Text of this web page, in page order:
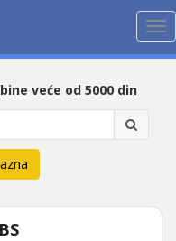
veće od 5000 din